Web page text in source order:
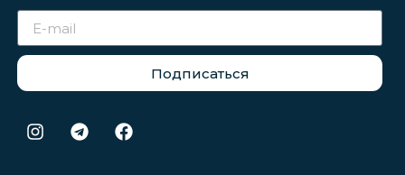
Подписаться